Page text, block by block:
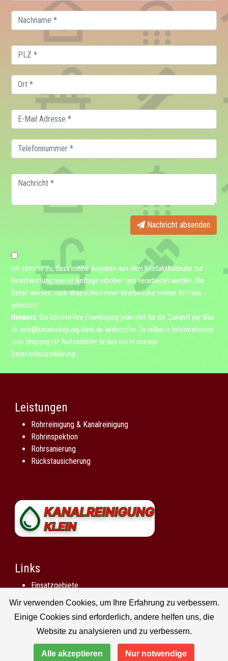
Nachricht absenden
Ich stimme zu, dass meine Angaben aus dem Kontaktformular zur
Beantwortung meiner Anfrage erhoben und verarbeitet werden. Die
Daten werden nach abgeschlossener Bearbeitung meiner Anfrage
gelöscht.
Hinweis: Sie können Ihre Einwilligung jederzeit für die Zukunft per Mail
an info@kanalreinigung-klein.de widerrufen. Detaillierte Informationen
zum Umgang mit Nutzerdaten finden Sie in unserer
Datenschutzerklärung.
Leistungen
Rohrreinigung & Kanalreinigung
Rohrinspektion
Rohrsanierung
Rückstausicherung
Links
Einsatzgebiete
Impressum
Datenschutzerklärung
Unsere Rohrreinigung Partner für Bisten
2026 © Kanalreinigung Klein
Wir verwenden Cookies, um Ihre Erfahrung zu verbessern.
Einige Cookies sind erforderlich, andere helfen uns, die
Website zu analysieren und zu verbessern.
Alle akzeptieren Nur notwendige